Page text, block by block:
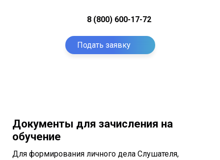
8 (800) 600-17-72
Подать заявку
Документы для зачисления на
обучение
Для формирования личного дела Слушателя,